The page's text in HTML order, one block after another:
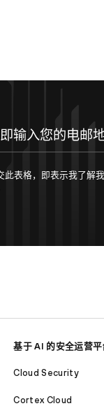
此表格，即表示我了解
基于 AI 的安全运营平
Cloud Security
Cortex Cloud